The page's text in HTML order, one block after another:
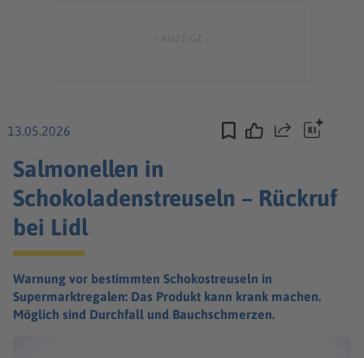
13.05.2026 Teilen
Salmonellen in
Schokoladenstreuseln – Rückruf
bei Lidl
Warnung vor bestimmten Schokostreuseln in
Supermarktregalen: Das Produkt kann krank machen.
Möglich sind Durchfall und Bauchschmerzen.